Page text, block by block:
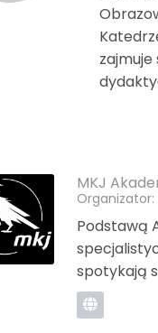
MKJ
Organizator:
Podstawą
spotykają